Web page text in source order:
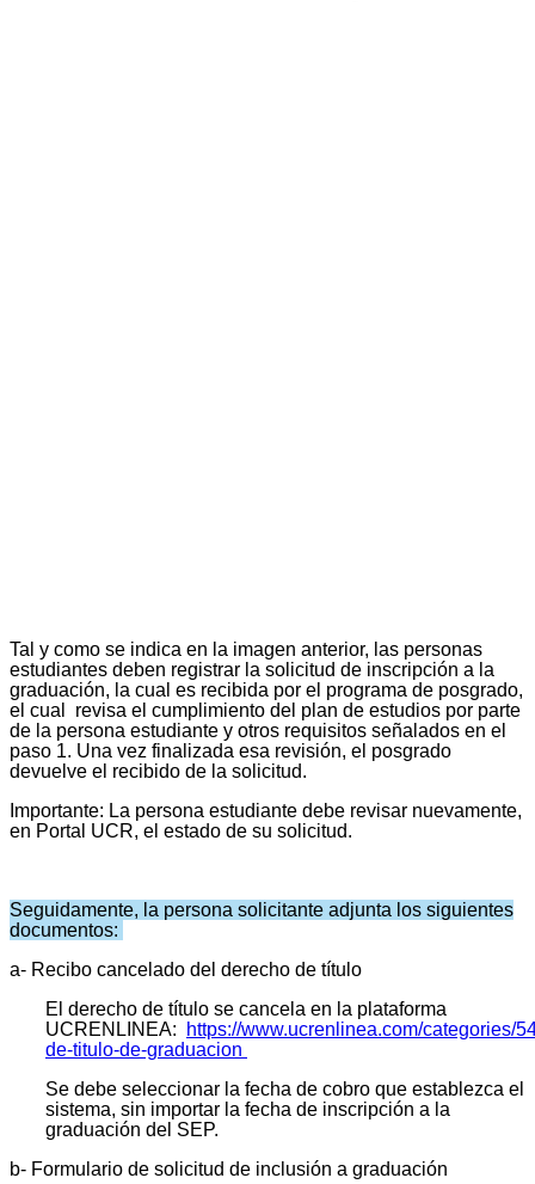
Tal y como se indica en la imagen anterior, las personas
estudiantes deben registrar la solicitud de inscripción a la
graduación, la cual es recibida por el programa de posgrado,
el cual revisa el cumplimiento del plan de estudios por parte
de la persona estudiante y otros requisitos señalados en el
paso 1. Una vez finalizada esa revisión, el posgrado
devuelve el recibido de la solicitud.
Importante: La persona estudiante debe revisar nuevamente,
en Portal UCR, el estado de su solicitud.
Seguidamente, la persona solicitante adjunta los siguientes
documentos:
a- Recibo cancelado del derecho de título
El derecho de título se cancela en la plataforma
UCRENLINEA:
https://www.ucrenlinea.com/categories/
de-titulo-de-graduacion
Se debe seleccionar la fecha de cobro que establezca el
sistema, sin importar la fecha de inscripción a la
graduación del SEP.
b- Formulario de solicitud de inclusión a graduación